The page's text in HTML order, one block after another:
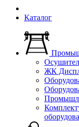
Каталог
ЖК